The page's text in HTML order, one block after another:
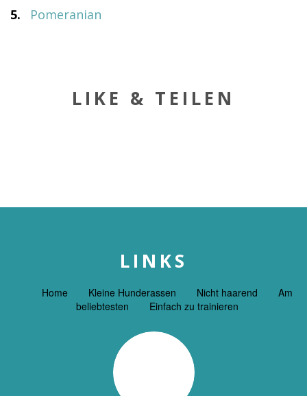
5.
Pomeranian
LIKE & TEILEN
LINKS
Home Kleine Hunderassen Nicht haarend
Am
beliebtesten
Einfach zu trainieren